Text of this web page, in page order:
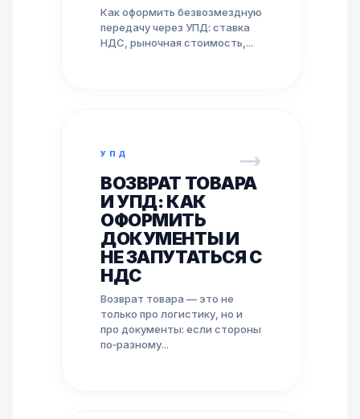
Как оформить безвозмездную
передачу через УПД: ставка
НДС, рыночная стоимость,...
УПД
ВОЗВРАТ ТОВАРА
И УПД: КАК
ОФОРМИТЬ
ДОКУМЕНТЫ И
НЕ ЗАПУТАТЬСЯ С
НДС
Возврат товара — это не
только про логистику, но и
про документы: если стороны
по‑разному...